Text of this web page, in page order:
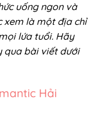
uống ngon và
xem là một địa chỉ
lứa tuổi. Hãy
qua bài viết dưới
Hải